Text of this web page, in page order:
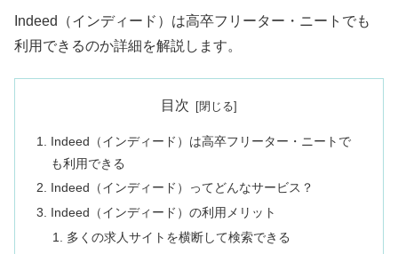
Indeed（インディード）は高卒フリーター・ニートでも
利用できるのか詳細を解説します。
目次
Indeed（インディード）は高卒フリーター・ニートで
も利用できる
Indeed（インディード）ってどんなサービス？
Indeed（インディード）の利用メリット
多くの求人サイトを横断して検索できる